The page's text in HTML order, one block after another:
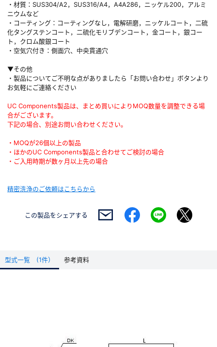
・材質：SUS304/A2，SUS316/A4，A4A286，ニッケル200，アルミ
ニウムなど
・コーティング：コーティングなし，電解研磨，ニッケルコート，二硫
化タングステンコート，二硫化モリブデンコート，金コート，銀コー
ト，クロム酸銀コート
・空気穴付き：側面穴、中央貫通穴
▼その他
・製品についてご不明な点がありましたら「お問い合わせ」ボタンより
お気軽にご連絡ください
UC Components製品は、まとめ買いによりMOQ数量を調整できる場
合がございます。
下記の場合、別途お問い合わせください。
・MOQが26個以上の製品
・ほかのUC Components製品と合わせてご検討の場合
・ご入用時期が数ヶ月以上先の場合
精密洗浄のご依頼はこちらから
この製品をシェアする
型式一覧 (1件） 参考資料